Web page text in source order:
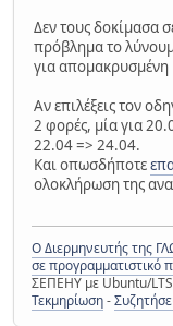
Δεν τους δοκίμασα
πρόβλημα το
για απομακρυσμένη
Αν επιλέξεις τον
2 φορές, μία για
22.04 => 24.04.
Και οπωσδήποτε
ολοκλήρωση της
Ο Διερμηνευτής της
σε προγραμματιστικό
ΣΕΠΕΗΥ με Ubuntu/
Τεκμηρίωση-